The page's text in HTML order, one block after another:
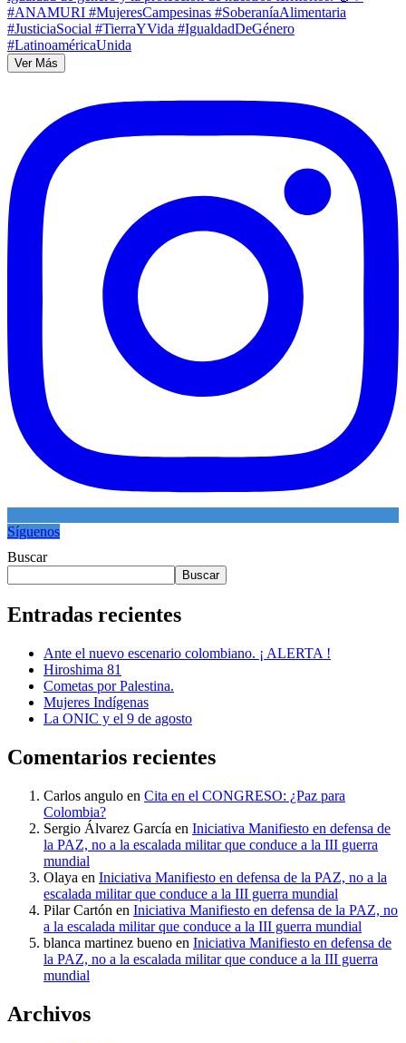
Ver Más
Síguenos
Buscar
Buscar
Entradas recientes
Ante el nuevo escenario colombiano. ¡ ALERTA !
Hiroshima 81
Cometas por Palestina.
Mujeres Indígenas
La ONIC y el 9 de agosto
Comentarios recientes
Carlos angulo en Cita en el CONGRESO: ¿Paz para
Colombia?
Sergio Álvarez García en Iniciativa Manifiesto en defensa de
la PAZ, no a la escalada militar que conduce a la III guerra
mundial
Olaya en Iniciativa Manifiesto en defensa de la PAZ, no a la
escalada militar que conduce a la III guerra mundial
Pilar Cartón en Iniciativa Manifiesto en defensa de la PAZ, no
a la escalada militar que conduce a la III guerra mundial
blanca martinez bueno en Iniciativa Manifiesto en defensa de
la PAZ, no a la escalada militar que conduce a la III guerra
mundial
Archivos